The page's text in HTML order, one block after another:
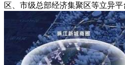
区、市级总部经济集聚区等立异